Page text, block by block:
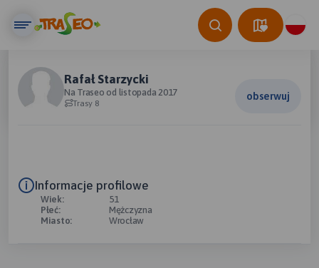
Rafał Starzycki
Na Traseo od listopada 2017
Trasy 8
obserwuj
Informacje profilowe
Wiek:
51
Płeć:
Mężczyzna
Miasto:
Wrocław